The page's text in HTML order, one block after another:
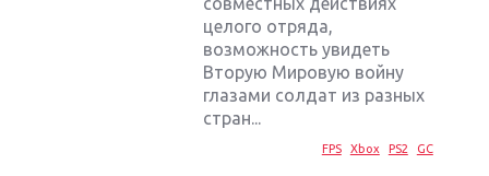
целого отряда,
возможность увидеть
Вторую Мировую войну
глазами солдат из разных
стран...
FPS Xbox PS2 GC
Крупнейшие релизы мая: Nintendo, Microsoft и
Новинки для Nintendo Switch: Labo, South Park и